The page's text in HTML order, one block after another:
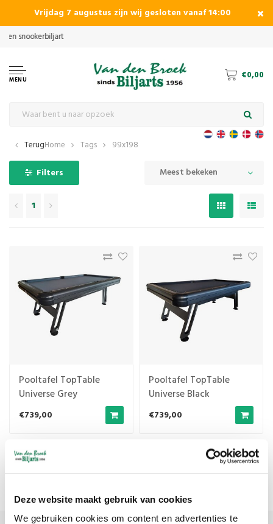
Deze website maakt gebruik van cookies
We gebruiken cookies om content en advertenties te
Vrijdag 7 augustus zijn wij gesloten vanaf 14:00
MENU €0,00
TerugHome Tags 99x198
Filters Meest bekeken
1
Pooltafel TopTable
Universe Grey
€739,00
Pooltafel TopTable
Universe Black
€739,00
Meest bekeken 1